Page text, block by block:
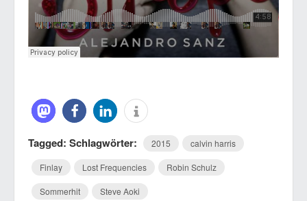
Tagged: Schlagwörter: 2015 calvin harris
Finlay Lost Frequencies Robin Schulz
Sommerhit Steve Aoki